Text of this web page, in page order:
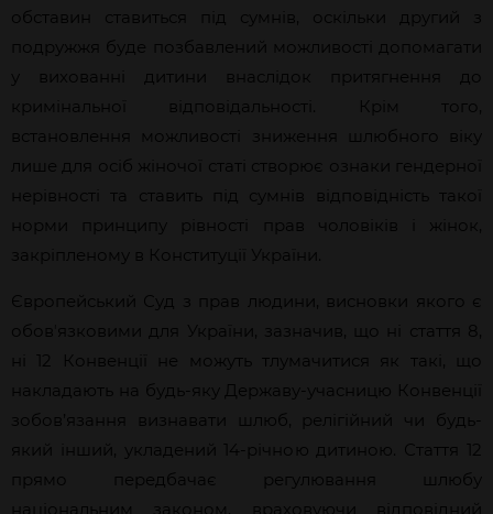
обставин ставиться під сумнів, оскільки другий з
подружжя буде позбавлений можливості допомагати
у вихованні дитини внаслідок притягнення до
кримінальної відповідальності. Крім того,
встановлення можливості зниження шлюбного віку
лише для осіб жіночої статі створює ознаки гендерної
нерівності та ставить під сумнів відповідність такої
норми принципу рівності прав чоловіків і жінок,
закріпленому в Конституції України.
Європейський Суд з прав людини, висновки якого є
обовʼязковими для України, зазначив, що ні стаття 8,
ні 12 Конвенції не можуть тлумачитися як такі, що
накладають на будь-яку Державу-учасницю Конвенції
зобов’язання визнавати шлюб, релігійний чи будь-
який інший, укладений 14-річною дитиною. Стаття 12
прямо передбачає регулювання шлюбу
національним законом, враховуючи відповідний